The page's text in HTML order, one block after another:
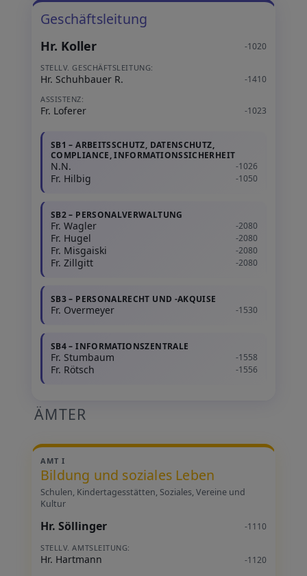
Geschäftsleitung
Hr. Koller -1020
STELLV. GESCHÄFTSLEITUNG:
Hr. Schuhbauer R. -1410
ASSISTENZ:
Fr. Loferer -1023
SB1 – ARBEITSSCHUTZ, DATENSCHUTZ,
COMPLIANCE, INFORMATIONSSICHERHEIT
N.N. -1026
Fr. Hilbig -1050
SB2 – PERSONALVERWALTUNG
Fr. Wagler -2080
Fr. Hugel -2080
Fr. Misgaiski -2080
Fr. Zillgitt -2080
SB3 – PERSONALRECHT UND -AKQUISE
Fr. Overmeyer -1530
SB4 – INFORMATIONSZENTRALE
Fr. Stumbaum -1558
Fr. Rötsch -1556
ÄMTER
AMT I
Bildung und soziales Leben
Schulen, Kindertagesstätten, Soziales, Vereine und
Kultur
Hr. Söllinger -1110
STELLV. AMTSLEITUNG:
Hr. Hartmann -1120